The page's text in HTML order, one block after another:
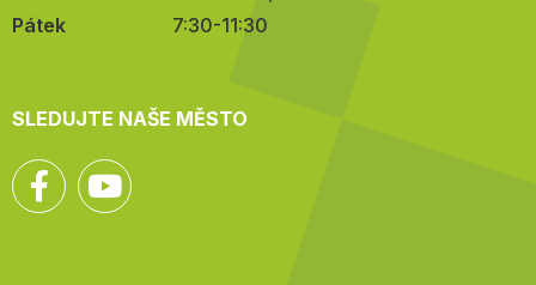
Pátek
7:30-11:30
SLEDUJTE NAŠE MĚSTO
Facebook